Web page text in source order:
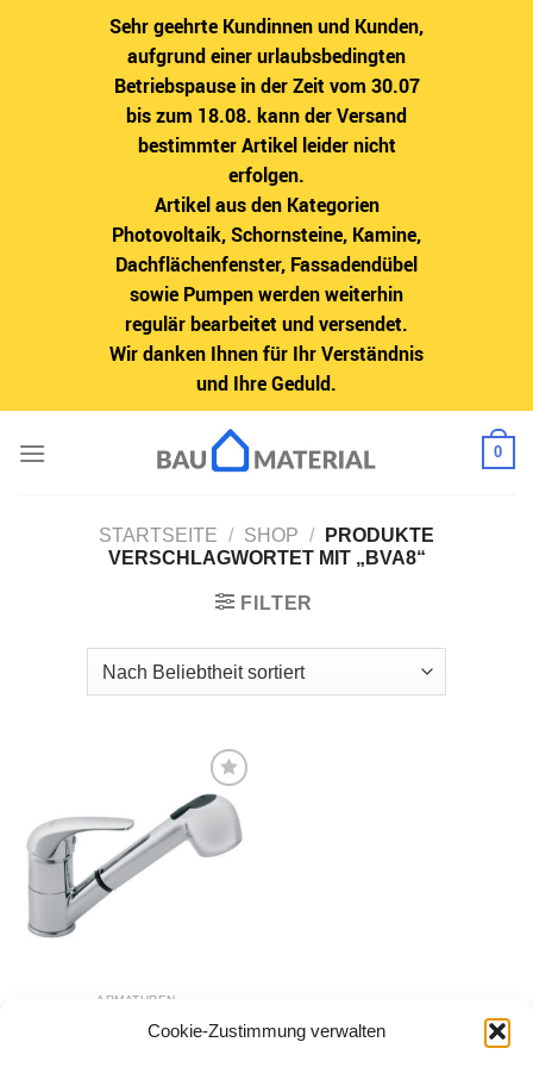
Sehr geehrte Kundinnen und Kunden,
aufgrund einer urlaubsbedingten
Betriebspause in der Zeit vom 30.07
bis zum 18.08. kann der Versand
bestimmter Artikel leider nicht
erfolgen.
Artikel aus den Kategorien
Photovoltaik, Schornsteine, Kamine,
Dachflächenfenster, Fassadendübel
sowie Pumpen werden weiterhin
regulär bearbeitet und versendet.
Wir danken Ihnen für Ihr Verständnis
und Ihre Geduld.
Cookie-Zustimmung verwalten
Inhalt
0
STARTSEITE / SHOP /
PRODUKTE
VERSCHLAGWORTET MIT „BVA8“
FILTER
Zur
Wunschliste
hinzufügen
ARMATUREN
Küchenarmatur
VASTO (ausziehbar)